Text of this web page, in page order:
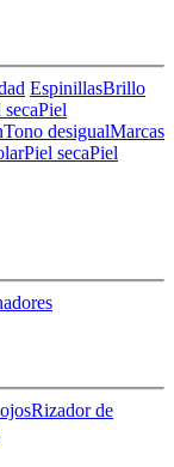
EspinillasBrillo
Piel
Tono desigualMarcas
Piel secaPiel
Rizador de